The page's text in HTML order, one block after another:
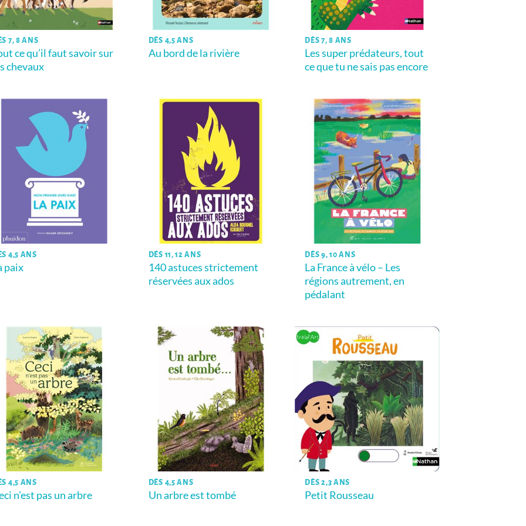
7, 8 ANS
ce qu’il faut savoir sur
chevaux
DÈS 4,5 ANS
Au bord de la rivière
DÈS 7, 8 ANS
Les super prédateurs, tout
ce que tu ne sais pas encore
4,5 ANS
paix
DÈS 11, 12 ANS
140 astuces strictement
réservées aux ados
DÈS 9, 10 ANS
La France à vélo – Les
régions autrement, en
pédalant
4,5 ANS
n’est pas un arbre
DÈS 4,5 ANS
Un arbre est tombé
DÈS 2,3 ANS
Petit Rousseau